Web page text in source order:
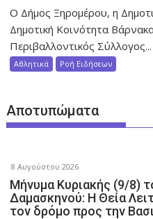
Ο Δήμος Ξηρομέρου, η
Δημοτική Κοινότητα
Περιβαλλοντικός Σύλλογος...
Αθλητικά Ροή Ειδήσεων
Αποτυπώματα
8 Αυγούστου 2026
Μήνυμα Κυριακής (9/8)
Δαμασκηνού: Η Θεία
τον δρόμο προς την